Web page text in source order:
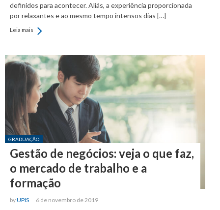
definidos para acontecer. Aliás, a experiência proporcionada
por relaxantes e ao mesmo tempo intensos dias […]
Leia mais
Posted in:
GRADUAÇÃO
Gestão de negócios: veja o que faz,
o mercado de trabalho e a
formação
byUPIS 6 de novembro de 2019